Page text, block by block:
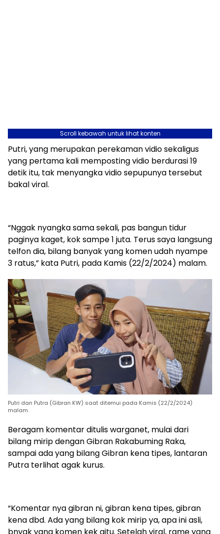
Scroll kebawah untuk lihat konten
Putri, yang merupakan perekaman vidio sekaligus
yang pertama kali memposting vidio berdurasi 19
detik itu, tak menyangka vidio sepupunya tersebut
bakal viral.
“Nggak nyangka sama sekali, pas bangun tidur
paginya kaget, kok sampe 1 juta. Terus saya langsung
telfon dia, bilang banyak yang komen udah nyampe
3 ratus,” kata Putri, pada Kamis (22/2/2024) malam.
Putri dan Putra (Gibran KW) saat ditemui pada Kamis (22/2/2024)
malam.
Beragam komentar ditulis warganet, mulai dari
bilang mirip dengan Gibran Rakabuming Raka,
sampai ada yang bilang Gibran kena tipes, lantaran
Putra terlihat agak kurus.
“Komentar nya gibran ni, gibran kena tipes, gibran
kena dbd. Ada yang bilang kok mirip ya, apa ini asli,
bnyak yang komen kek gitu. Setelah viral, rame yang